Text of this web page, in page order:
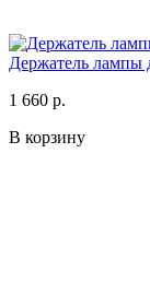
Держатель лампы
1 660 р.
В корзину